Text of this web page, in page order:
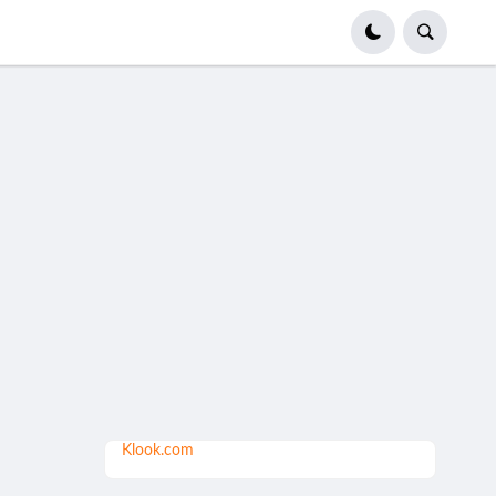
Klook.com